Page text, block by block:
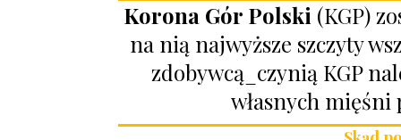
Korona Gór Polski (KGP)
na nią najwyższe szczyty
zdobywcą_czynią KGP
własnych